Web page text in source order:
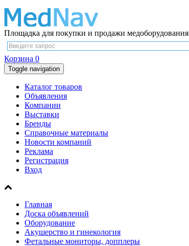
Площадка для покупки и продажи медоборудования
Корзина 0
Toggle navigation
Каталог товаров
Объявления
Компании
Выставки
Бренды
Справочные материалы
Новости компаний
Реклама
Регистрация
Вход
Главная
Доска объявлений
Оборудование
Акушерство и гинекология
Фетальные мониторы, допплеры